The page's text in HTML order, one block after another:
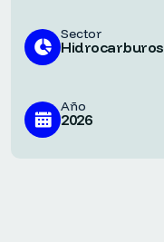
Sector
Hidrocarburos
Año
2026